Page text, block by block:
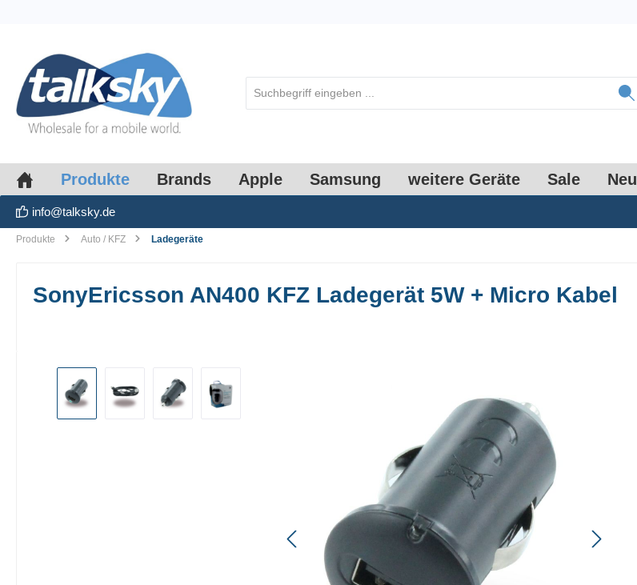
Produkte Brands Apple Samsung weitere Geräte Sale Neu
info@talksky.de
Produkte Auto / KFZ Ladegeräte
SonyEricsson AN400 KFZ Ladegerät 5W + Micro Kabel